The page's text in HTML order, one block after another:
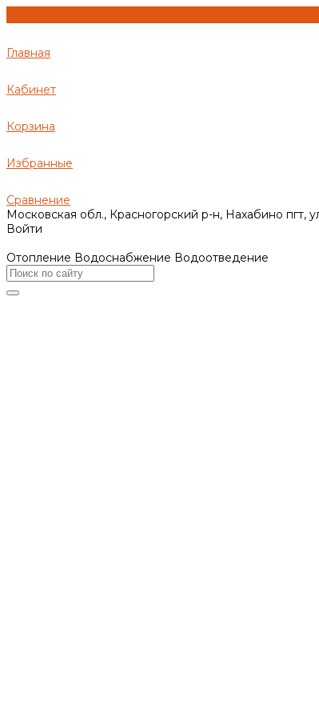
Главная
Кабинет
Корзина
Избранные
Сравнение
Московская обл., Красногорский р-н, Нахабино пгт,
Войти
Отопление Водоснабжение Водоотведение